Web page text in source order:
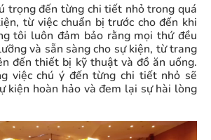
trọng đến từng chi tiết nhỏ trong quá
từ việc chuẩn bị trước cho đến khi
tôi luôn đảm bảo rằng mọi thứ đều
và sẵn sàng cho sự kiện, từ trang
đến thiết bị kỹ thuật và đồ ăn uống.
việc chú ý đến từng chi tiết nhỏ sẽ
kiện hoàn hảo và đem lại sự hài lòng